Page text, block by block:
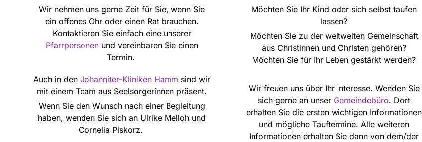
Wir nehmen uns gerne Zeit für Sie, wenn Sie
ein offenes Ohr oder einen Rat brauchen.
Kontaktieren Sie einfach eine unserer
Pfarrpersonenund vereinbaren Sie einen
Termin.
Auch in denJohanniter-Kliniken Hamm sind wir
mit einem Team aus Seelsorgerinnen präsent.
Wenn Sie den Wunsch nach einer Begleitung
haben, wenden Sie sich an Ulrike Melloh und
Cornelia Piskorz.
Möchten Sie Ihr Kind oder sich selbst taufen
lassen?
Möchten Sie zu der weltweiten Gemeinschaft
aus Christinnen und Christen gehören?
Möchten Sie für Ihr Leben gestärkt werden?
Wir freuen uns über Ihr Interesse. Wenden Sie
sich gerne an unser Gemeindebüro. Dort
erhalten Sie die ersten wichtigen Informationen
und mögliche Tauftermine. Alle weiteren
Informationen erhalten Sie dann von dem/der